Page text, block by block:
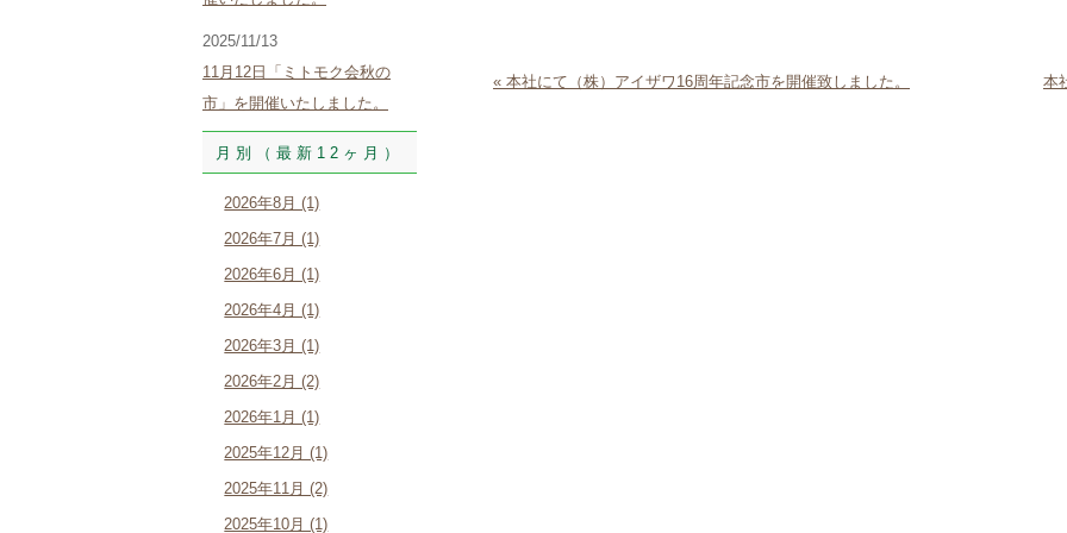
2025/11/13
11月12日「ミトモク会秋の
市」を開催いたしました。
月別（最新12ヶ月）
2026年8月 (1)
2026年7月 (1)
2026年6月 (1)
2026年4月 (1)
2026年3月 (1)
2026年2月 (2)
2026年1月 (1)
2025年12月 (1)
2025年11月 (2)
2025年10月 (1)
« 本社にて（株）アイザワ16周年記念市を開催致しました。 本